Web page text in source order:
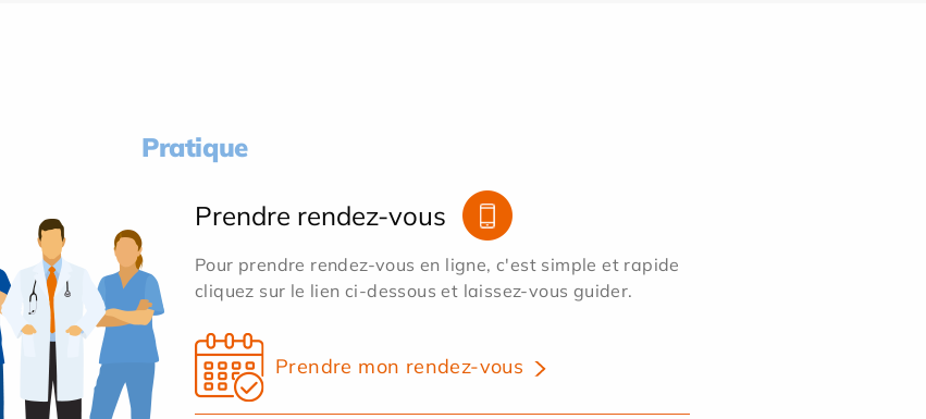
Pratique
Prendre rendez-vous
Pour prendre rendez-vous en ligne, c'est simple et rapide
cliquez sur le lien ci-dessous et laissez-vous guider.
Prendre mon rendez-vous